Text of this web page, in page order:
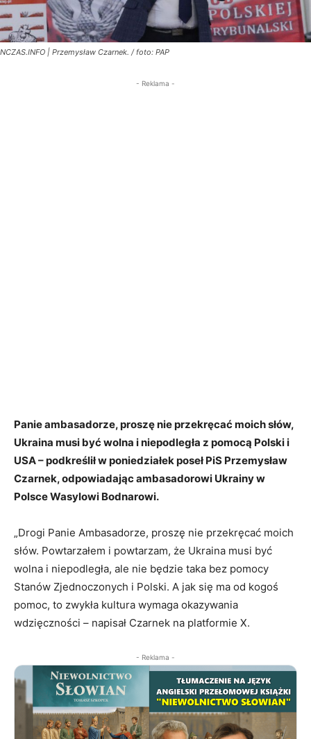
NCZAS.INFO | Przemysław Czarnek. / foto: PAP
- Reklama -
Panie ambasadorze, proszę nie przekręcać moich słów,
Ukraina musi być wolna i niepodległa z pomocą Polski i
USA – podkreślił w poniedziałek poseł PiS Przemysław
Czarnek, odpowiadając ambasadorowi Ukrainy w
Polsce Wasylowi Bodnarowi.
„Drogi Panie Ambasadorze, proszę nie przekręcać moich
słów. Powtarzałem i powtarzam, że Ukraina musi być
wolna i niepodległa, ale nie będzie taka bez pomocy
Stanów Zjednoczonych i Polski. A jak się ma od kogoś
pomoc, to zwykła kultura wymaga okazywania
wdzięczności – napisał Czarnek na platformie X.
- Reklama -